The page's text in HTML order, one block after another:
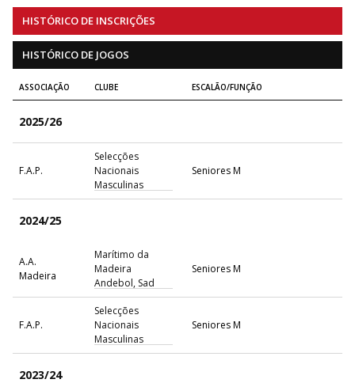
HISTÓRICO DE INSCRIÇÕES
HISTÓRICO DE JOGOS
ASSOCIAÇÃO CLUBE ESCALÃO/FUNÇÃO
2025/26
F.A.P.
Selecções
Nacionais
Masculinas
Seniores M
2024/25
A.A.
Madeira
Marítimo da
Madeira
Andebol, Sad
Seniores M
F.A.P.
Selecções
Nacionais
Masculinas
Seniores M
2023/24